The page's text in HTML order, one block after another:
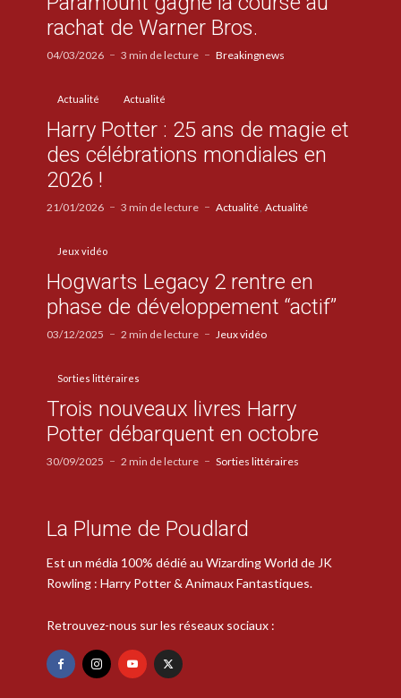
rachat de Warner Bros.
04/03/2026 3 min de lecture Breakingnews
Actualité Actualité
Harry Potter : 25 ans de magie et
des célébrations mondiales en
2026 !
21/01/2026 3 min de lecture Actualité Actualité
Jeux vidéo
Hogwarts Legacy 2 rentre en
phase de développement “actif”
03/12/2025 2 min de lecture Jeux vidéo
Sorties littéraires
Trois nouveaux livres Harry
Potter débarquent en octobre
30/09/2025 2 min de lecture Sorties littéraires
La Plume de Poudlard
Est un média 100% dédié au Wizarding World de JK
Rowling : Harry Potter & Animaux Fantastiques.
Retrouvez-nous sur les réseaux sociaux :